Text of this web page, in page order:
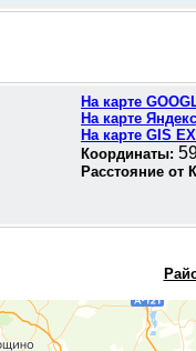
На карте
На карте Яндекс
На карте GIS
Координаты:
Расстояние от